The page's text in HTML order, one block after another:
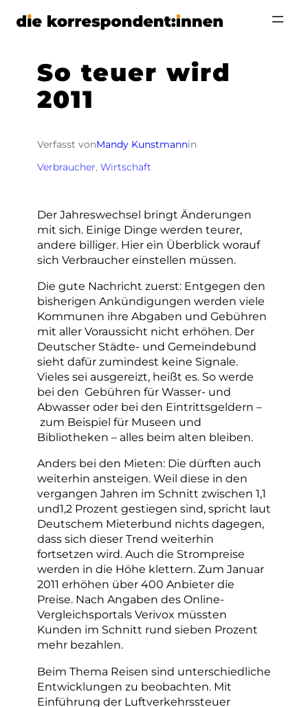
Zum
So teuer wird
2011
Verfasst vonMandy Kunstmannin
Verbraucher, Wirtschaft
Der Jahreswechsel bringt Änderungen
mit sich. Einige Dinge werden teurer,
andere billiger. Hier ein Überblick worauf
sich Verbraucher einstellen müssen.
Die gute Nachricht zuerst: Entgegen den
bisherigen Ankündigungen werden viele
Kommunen ihre Abgaben und Gebühren
mit aller Voraussicht nicht erhöhen. Der
Deutscher Städte- und Gemeindebund
sieht dafür zumindest keine Signale.
Vieles sei ausgereizt, heißt es. So werde
bei den Gebühren für Wasser- und
Abwasser oder bei den Eintrittsgeldern –
zum Beispiel für Museen und
Bibliotheken – alles beim alten bleiben.
Anders bei den Mieten: Die dürften auch
weiterhin ansteigen. Weil diese in den
vergangen Jahren im Schnitt zwischen 1,1
und1,2 Prozent gestiegen sind, spricht laut
Deutschem Mieterbund nichts dagegen,
dass sich dieser Trend weiterhin
fortsetzen wird. Auch die Strompreise
werden in die Höhe klettern. Zum Januar
2011 erhöhen über 400 Anbieter die
Preise. Nach Angaben des Online-
Vergleichsportals Verivox müssten
Kunden im Schnitt rund sieben Prozent
mehr bezahlen.
Beim Thema Reisen sind unterschiedliche
Entwicklungen zu beobachten. Mit
Einführung der Luftverkehrssteuer